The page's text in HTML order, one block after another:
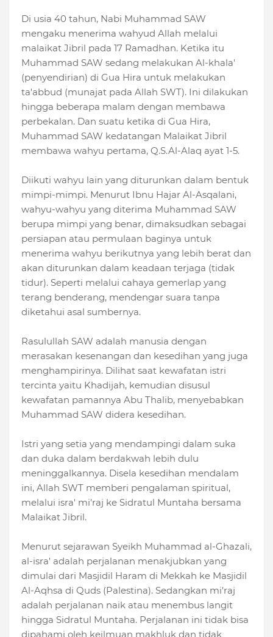
Di usia 40 tahun, Nabi Muhammad SAW
mengaku menerima wahyud Allah melalui
malaikat Jibril pada 17 Ramadhan. Ketika itu
Muhammad SAW sedang melakukan Al-khala'
(penyendirian) di Gua Hira untuk melakukan
ta'abbud (munajat pada Allah SWT). Ini dilakukan
hingga beberapa malam dengan membawa
perbekalan. Dan suatu ketika di Gua Hira,
Muhammad SAW kedatangan Malaikat Jibril
membawa wahyu pertama, Q.S.Al-Alaq ayat 1-5.
Diikuti wahyu lain yang diturunkan dalam bentuk
mimpi-mimpi. Menurut Ibnu Hajar Al-Asqalani,
wahyu-wahyu yang diterima Muhammad SAW
berupa mimpi yang benar, dimaksudkan sebagai
persiapan atau permulaan baginya untuk
menerima wahyu berikutnya yang lebih berat dan
akan diturunkan dalam keadaan terjaga (tidak
tidur). Seperti melalui cahaya gemerlap yang
terang benderang, mendengar suara tanpa
diketahui asal sumbernya.
Rasulullah SAW adalah manusia dengan
merasakan kesenangan dan kesedihan yang juga
menghampirinya. Dilihat saat kewafatan istri
tercinta yaitu Khadijah, kemudian disusul
kewafatan pamannya Abu Thalib, menyebabkan
Muhammad SAW didera kesedihan.
Istri yang setia yang mendampingi dalam suka
dan duka dalam berdakwah lebih dulu
meninggalkannya. Disela kesedihan mendalam
ini, Allah SWT memberi pengalaman spiritual,
melalui isra' mi'raj ke Sidratul Muntaha bersama
Malaikat Jibril.
Menurut sejarawan Syeikh Muhammad al-Ghazali,
al-isra' adalah perjalanan menakjubkan yang
dimulai dari Masjidil Haram di Mekkah ke Masjidil
Al-Aqhsa di Quds (Palestina). Sedangkan mi'raj
adalah perjalanan naik atau menembus langit
hingga Sidratul Muntaha. Perjalanan ini tidak bisa
dipahami oleh keilmuan makhluk dan tidak